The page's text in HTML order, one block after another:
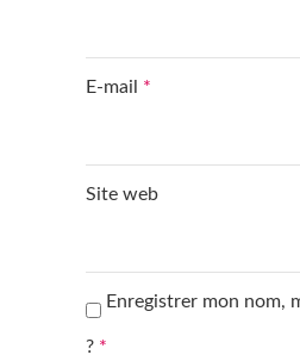
E-mail *
Site web
Enregistrer mon nom,
? *